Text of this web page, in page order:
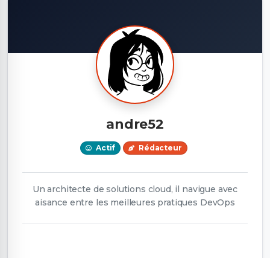
andre52
Actif Rédacteur
Un architecte de solutions cloud, il navigue avec
aisance entre les meilleures pratiques DevOps